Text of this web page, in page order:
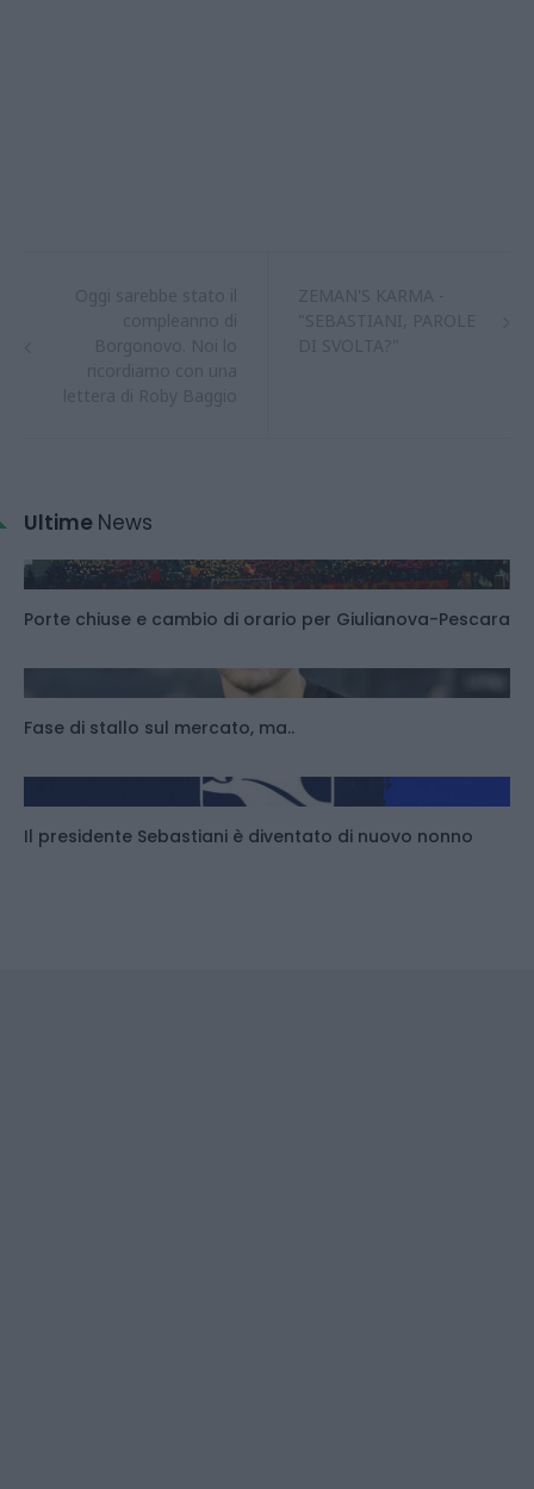
Ultime News
Porte chiuse e cambio di orario per Giulianova-Pescara
Fase di stallo sul mercato, ma..
Il presidente Sebastiani è diventato di nuovo nonno